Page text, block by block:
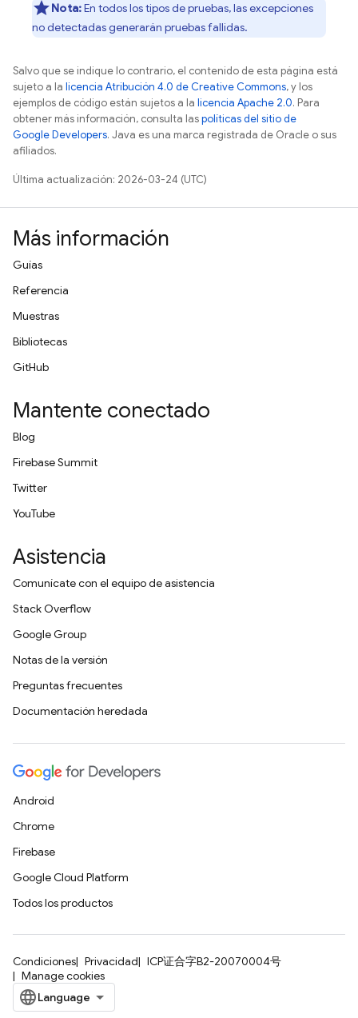
Nota:En todos los tipos de pruebas, las excepciones
no detectadas generarán pruebas fallidas.
Salvo que se indique lo contrario, el contenido de esta página está
sujeto a la licencia Atribución 4.0 de Creative Commons, y los
ejemplos de código están sujetos a la licencia Apache 2.0. Para
obtener más información, consulta laspolíticas del sitio de
Google Developers. Java es una marca registrada de Oracle o sus
afiliados.
Última actualización: 2026-03-24 (UTC)
Más información
Guías
Referencia
Muestras
Bibliotecas
GitHub
Mantente conectado
Blog
Firebase Summit
Twitter
YouTube
Asistencia
Comunícate con el equipo de asistencia
Stack Overflow
Google Group
Notas de la versión
Preguntas frecuentes
Documentación heredada
Android
Chrome
Firebase
Google Cloud Platform
Todos los productos
Condiciones Privacidad
ICP证合字B2-20070004号
Manage cookies